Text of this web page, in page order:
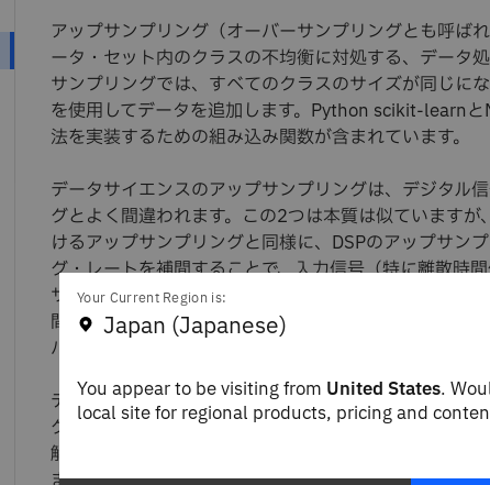
アップサンプリング（オーバーサンプリングとも呼ば
ータ・セット内のクラスの不均衡に対処する、データ
サンプリングでは、すべてのクラスのサイズが同じに
を使用してデータを追加します。Python scikit-learn
法を実装するための組み込み関数が含まれています。
データサイエンスのアップサンプリングは、デジタル
グとよく間違われます。この2つは本質は似ています
けるアップサンプリングと同様に、DSPのアップサン
グ・レートを補間することで、入力信号（特に離散時
サンプルを人為的に作成します。これらの新しいサン
間のためにローパス・フィルターを使用することによ
バランシングでデータがアップサンプリングされる方法
データ・バランシングのためのアップサンプリングも
グとは異なります。後者の場合、計算を高速化するた
解像度を下げ（ピクセルを削除する）、その後、畳み
Your Current Region is:
Japan (Japanese)
You appear to be visiting from United States.
local site for regional products, pricing and